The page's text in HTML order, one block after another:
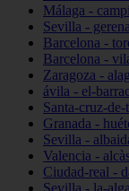
Málaga -
Sevilla - gerena
Barcelona -
Barcelona -
Zaragoza -
ávila - el-
Santa-cruz-
Granada -
Sevilla -
Valencia -
Ciudad-real -
Sevilla - la-